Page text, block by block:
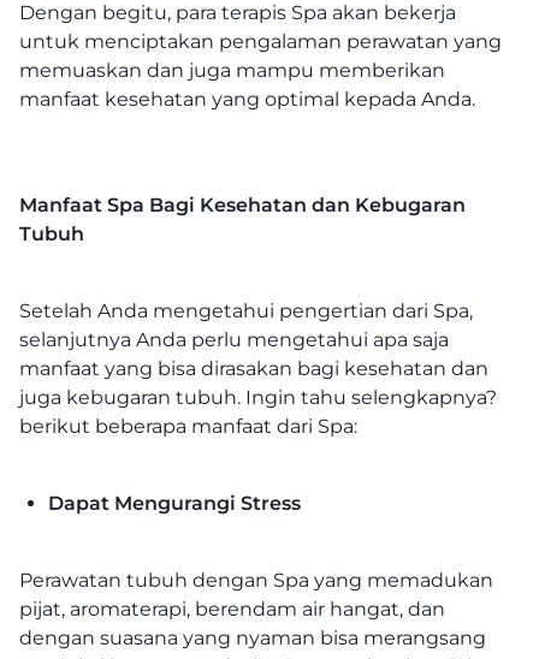
Dengan begitu, para terapis Spa akan bekerja
untuk menciptakan pengalaman perawatan yang
memuaskan dan juga mampu memberikan
manfaat kesehatan yang optimal kepada Anda.
Manfaat Spa Bagi Kesehatan dan Kebugaran
Tubuh
Setelah Anda mengetahui pengertian dari Spa,
selanjutnya Anda perlu mengetahui apa saja
manfaat yang bisa dirasakan bagi kesehatan dan
juga kebugaran tubuh. Ingin tahu selengkapnya?
berikut beberapa manfaat dari Spa:
Dapat Mengurangi Stress
Perawatan tubuh dengan Spa yang memadukan
pijat, aromaterapi, berendam air hangat, dan
dengan suasana yang nyaman bisa merangsang